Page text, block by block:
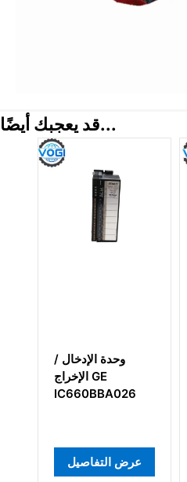
قد يعجبك أيضًا...
GE
IS420UCSBH1A
وحدة التحكم
عرض التفاصيل